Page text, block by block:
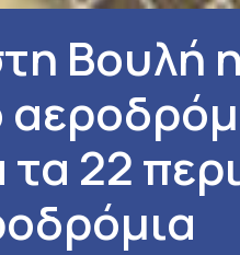
Βουλή
τα 22